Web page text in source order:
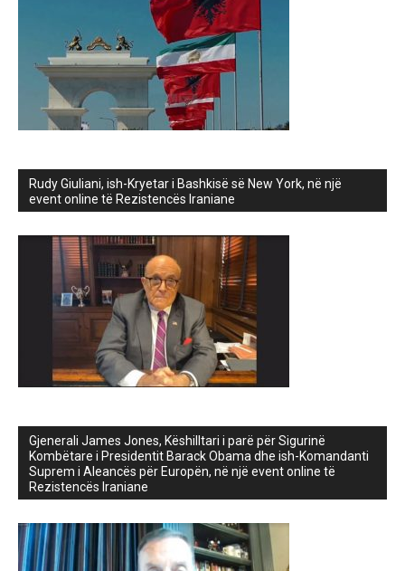
Rudy Giuliani, ish-Kryetar i Bashkisë së New York, në një
event online të Rezistencës Iraniane
Gjenerali James Jones, Këshilltari i parë për Sigurinë
Kombëtare i Presidentit Barack Obama dhe ish-Komandanti
Suprem i Aleancës për Europën, në një event online të
Rezistencës Iraniane